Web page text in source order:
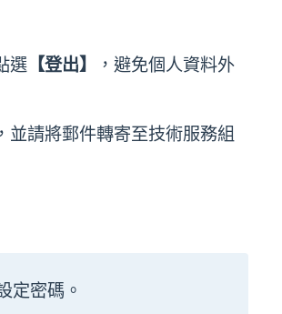
選 【登出】
，避免個人資料外
請將郵件轉寄至技術服務組
定密碼。